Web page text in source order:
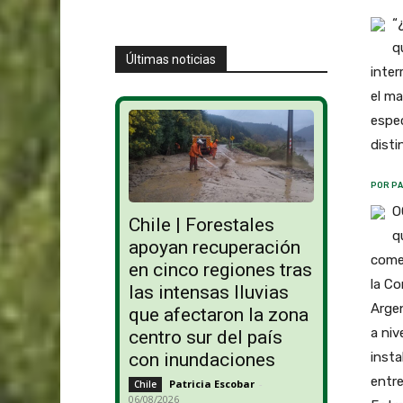
Últimas noticias
Chile | Forestales
apoyan recuperación
en cinco regiones tras
las intensas lluvias
que afectaron la zona
centro sur del país
con inundaciones
Chile Patricia Escobar -
06/08/2026
el
POR
OCTUBRE 2005.- Argentina y Uruguay comparten una geografía y clima que determinan en gran medida el desarrollo, industrialización y comercialización de sus productos forestales. El